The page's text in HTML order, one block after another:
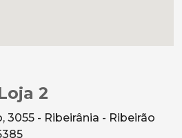
2
3055 - Ribeirânia - Ribeirão